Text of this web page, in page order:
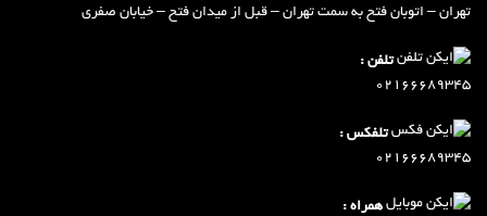
تهران – اتوبان فتح به سمت تهران – قبل از میدان فتح – خیابان صفری
تلفن :
02166689345
تلفکس :
02166689345
همراه :